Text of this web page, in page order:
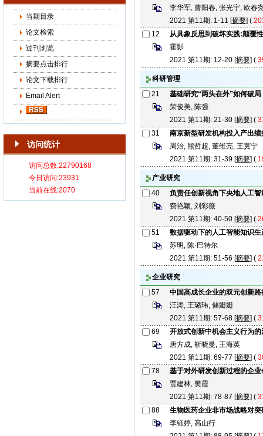
当期目录
论文检索
过刊浏览
摘要点击排行
论文下载排行
Email Alert
访问统计
李华军, 曹阳春, 张光宇, 欧春
2021 第11期: 1-11 [摘要] (
12
从具象反思到破坏实践:颠覆
霍影
2021 第11期: 12-20 [摘要] (
科研管理
21
基础研究“两头在外”如何破局
荣俊美, 陈强
2021 第11期: 21-30 [摘要] (
31
南京新型研发机构投入产出
周治, 熊哲超, 董维亮, 王冀宁
2021 第11期: 31-39 [摘要] (
产业研究
40
负责任创新视角下央地人工
费艳颖, 刘彩薇
2021 第11期: 40-50 [摘要] (
51
数据驱动下的人工智能知识生
苏明, 陈·巴特尔
2021 第11期: 51-56 [摘要] (
企业研究
57
中国高成长企业的双元创新
汪涛, 王璐玮, 储姗姗
2021 第11期: 57-68 [摘要] (
69
开放式创新中机会主义行为
唐方成, 靳晓曼, 王海英
2021 第11期: 69-77 [摘要] (
78
基于对外研发创新过程的企
贾建林, 樊霞
2021 第11期: 78-87 [摘要] (
88
生物医药企业非市场战略对
李钰婷, 高山行